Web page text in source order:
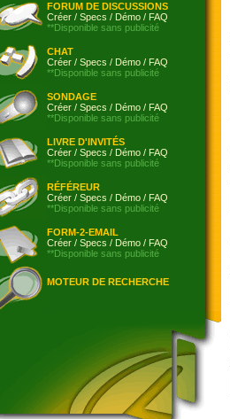
FORUM DE DISCUSSIONS
Créer / Specs / Démo / FAQ
**Disponible sans publicité
CHAT
Créer / Specs / Démo / FAQ
**Disponible sans publicité
SONDAGE
Créer / Specs / Démo / FAQ
**Disponible sans publicité
LIVRE D'INVITÉS
Créer / Specs / Démo / FAQ
**Disponible sans publicité
RÉFÉREUR
Créer / Specs / Démo / FAQ
**Disponible sans publicité
FORM-2-EMAIL
Créer / Specs / Démo / FAQ
**Disponible sans publicité
MOTEUR DE RECHERCHE